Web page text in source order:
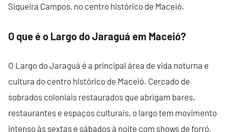
Siqueira Campos, no centro histórico de Maceió.
O que é o Largo do Jaraguá em Maceió?
O Largo do Jaraguá é a principal área de vida noturna e
cultura do centro histórico de Maceió. Cercado de
sobrados coloniais restaurados que abrigam bares,
restaurantes e espaços culturais, o largo tem movimento
intenso às sextas e sábados à noite com shows de forró,